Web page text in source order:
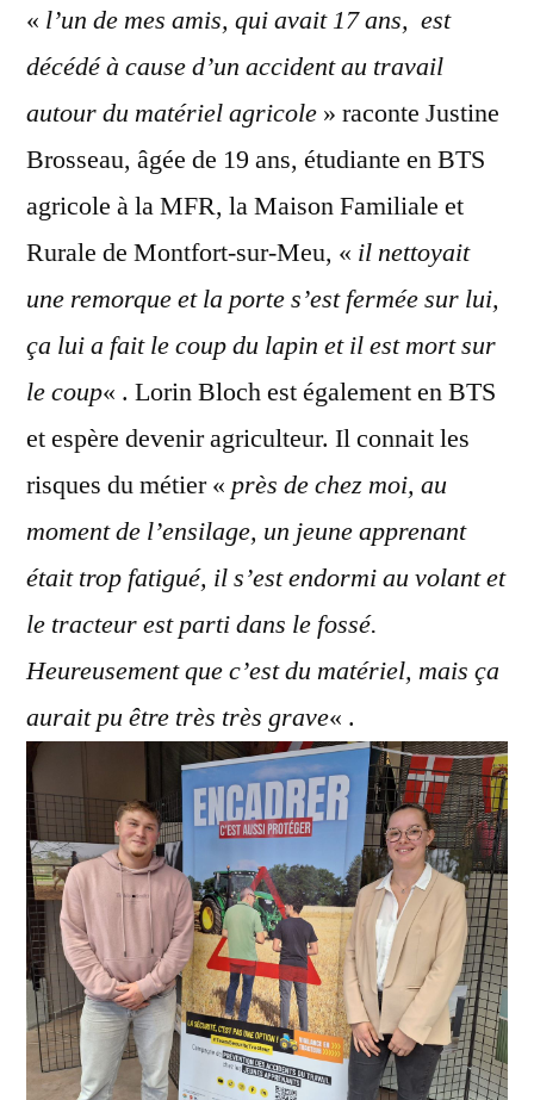
« l’un de mes amis, qui avait 17 ans, est
décédé à cause d’un accident au travail
autour du matériel agricole » raconte Justine
Brosseau, âgée de 19 ans, étudiante en BTS
agricole à la MFR, la Maison Familiale et
Rurale de Montfort-sur-Meu, « il nettoyait
une remorque et la porte s’est fermée sur lui,
ça lui a fait le coup du lapin et il est mort sur
le coup« . Lorin Bloch est également en BTS
et espère devenir agriculteur. Il connait les
risques du métier « près de chez moi, au
moment de l’ensilage, un jeune apprenant
était trop fatigué, il s’est endormi au volant et
le tracteur est parti dans le fossé.
Heureusement que c’est du matériel, mais ça
aurait pu être très très grave« .